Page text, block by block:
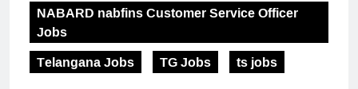
NABARD nabfins Customer Service Officer
Jobs
Telangana Jobs
TG Jobs ts jobs